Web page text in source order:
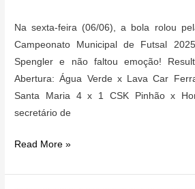
Na sexta-feira (06/06), a bola rolou
Campeonato Municipal de Futsal
Spengler e não faltou emoção!
Abertura: Água Verde x Lava Car
Santa Maria 4 x 1 CSK Pinhão x
secretário de
Muitos
marcaram
Read More »